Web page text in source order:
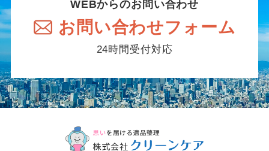
WEBからのお問い合わせ
お問い合わせフォーム
24時間受付対応